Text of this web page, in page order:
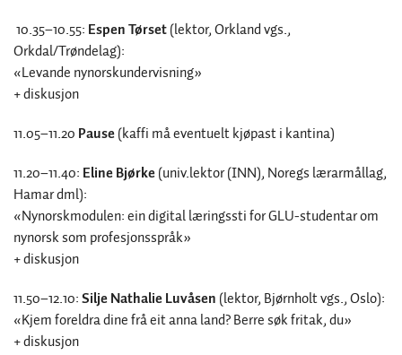
10.35–10.55: Espen Tørset(lektor, Orkland vgs.,
Orkdal/Trøndelag):
«Levande nynorskundervisning»
+ diskusjon
11.05–11.20 Pause(kaffi må eventuelt kjøpast i kantina)
11.20–11.40: Eline Bjørke(univ.lektor (INN), Noregs lærarmållag,
Hamar dml):
«Nynorskmodulen: ein digital læringssti for GLU-studentar om
nynorsk som profesjonsspråk»
+ diskusjon
11.50–12.10:Silje Nathalie Luvåsen (lektor, Bjørnholt vgs., Oslo):
«Kjem foreldra dine frå eit anna land? Berre søk fritak, du»
+ diskusjon